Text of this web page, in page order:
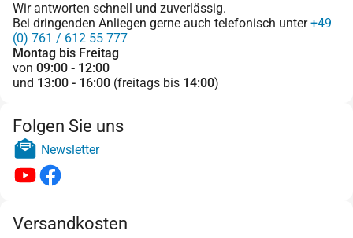
Wir antworten schnell und zuverlässig.
Bei dringenden Anliegen gerne auch telefonisch unter+49
(0) 761 / 612 55 777
Montag bis Freitag
von 09:00 - 12:00
und 13:00 - 16:00 (freitags bis 14:00)
Folgen Sie uns
Newsletter
Versandkosten